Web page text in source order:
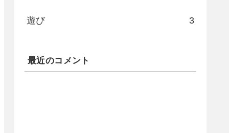
遊び 3
最近のコメント